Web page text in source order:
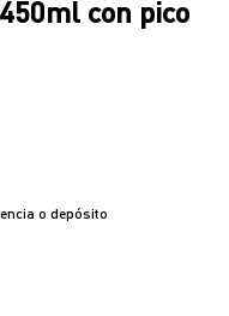
con pico
o depósito